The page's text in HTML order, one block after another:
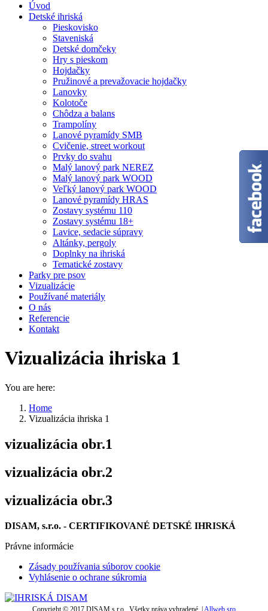
Úvod
Detské ihriská
Pieskovisko
Staveniská
Detské domčeky
Hry s pieskom
Hojdačky
Pružinové a prevažovacie hojdačky
Lanovky
Kolotoče
Chôdza a balans
Trampolíny
Lanové pyramídy SMB
Cvičenie, street workout
Prvky do svahu
Malý lanový park NEREZ
Malý lanový park WOOD
Veľký lanový park WOOD
Lanové pyramídy HRAS
Zostavy systému 110
Zostavy systému 18+
Lavice, sedacie súpravy
Altánky, pergoly
Doplnky na ihriská
Tematické zostavy
Parky pre psov
Vizualizácie
Používané materiály
O nás
Referencie
Kontakt
Vizualizácia ihriska 1
You are here:
Home
Vizualizácia ihriska 1
vizualizácia obr.1
vizualizácia obr.2
vizualizácia obr.3
DISAM, s.r.o. - CERTIFIKOVANÉ DETSKÉ IHRISKÁ
Právne informácie
Zásady používania súborov cookie
Vyhlásenie o ochrane súkromia
Copyright © 2017 DISAM s.r.o., Všetky práva vyhradené. | Allweb sro